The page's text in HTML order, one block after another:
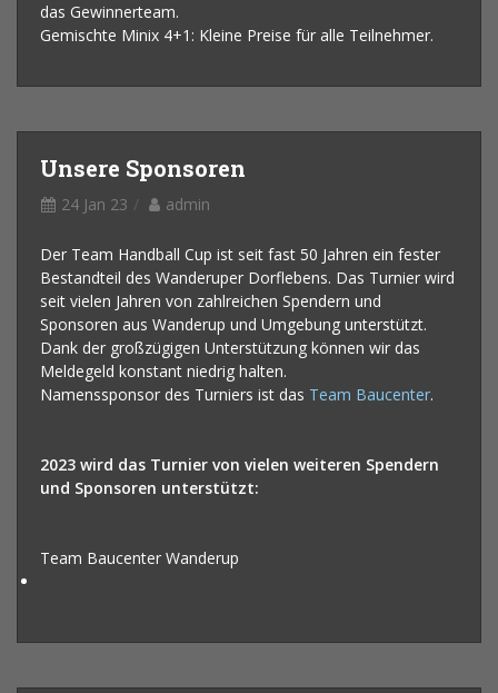
das Gewinnerteam.
Gemischte Minix 4+1: Kleine Preise für alle Teilnehmer.
Unsere Sponsoren
24 Jan 23 admin
Der Team Handball Cup ist seit fast 50 Jahren ein fester
Bestandteil des Wanderuper Dorflebens. Das Turnier wird
seit vielen Jahren von zahlreichen Spendern und
Sponsoren aus Wanderup und Umgebung unterstützt.
Dank der großzügigen Unterstützung können wir das
Meldegeld konstant niedrig halten.
Namenssponsor des Turniers ist das Team Baucenter.
2023 wird das Turnier von vielen weiteren Spendern
und Sponsoren unterstützt:
Team Baucenter Wanderup